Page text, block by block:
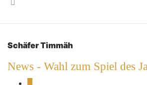
Schäfer Timmäh
News - Wahl zum Spiel des